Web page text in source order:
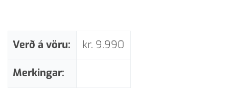
Verð á vöru: kr. 9.990
Merkingar: